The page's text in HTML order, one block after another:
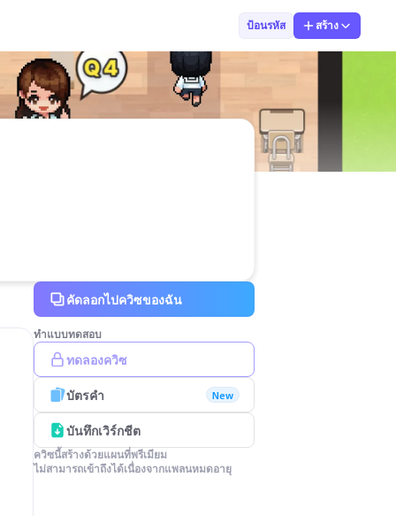
ป้อนรหัส สร้าง
คัดลอกไปควิซของฉัน
ทำแบบทดสอบ
ทดลองควิซ
บัตรคำ New
บันทึกเวิร์กชีต
ควิซนี้สร้างด้วยแผนที่พรีเมียม
ไม่สามารถเข้าถึงได้เนื่องจากแพลนหมดอายุ